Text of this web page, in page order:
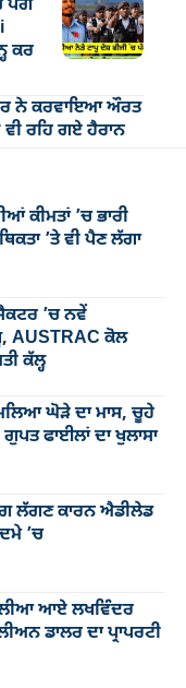
ਪੱਗ
ਕਰ
ਨੇ ਕਰਵਾਇਆ ਔਰਤ
ਰਹਿ ਗਏ ਹੈਰਾਨ
ਕੀਮਤਾਂ ’ਚ ਭਾਰੀ
’ਤੇ ਵੀ ਪੈਣ ਲੱਗਾ
’ਚ ਨਵੇਂ
AUSTRAC ਕੋਲ
ਕੱਲ੍ਹ
ਘੋੜੇ ਦਾ ਮਾਸ, ਚੂਹੇ
ਫਾਈਲਾਂ ਦਾ ਖੁਲਾਸਾ
ਲੱਗਣ ਕਾਰਨ ਐਡੀਲੇਡ
’ਚ
ਆਏ ਲਖਵਿੰਦਰ
ਡਾਲਰ ਦਾ ਪ੍ਰਾਪਰਟੀ